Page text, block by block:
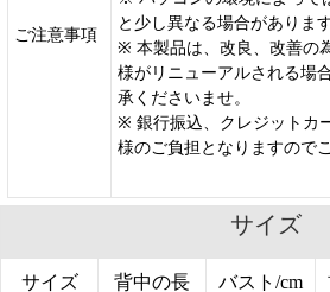
ご注意事項
と少し異なる場合があります
※ 本製品は、改良、改善の
様がリニューアルされる場
承くださいませ。
※ 銀行振込、クレジットカ
様のご負担となりますので
サイズ
サイズ
背中の長
バスト/cm